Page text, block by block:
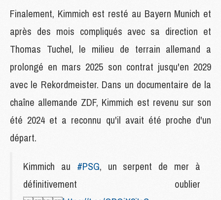
Finalement, Kimmich est resté au Bayern Munich et
après des mois compliqués avec sa direction et
Thomas Tuchel, le milieu de terrain allemand a
prolongé en mars 2025 son contrat jusqu'en 2029
avec le Rekordmeister. Dans un documentaire de la
chaîne allemande ZDF, Kimmich est revenu sur son
été 2024 et a reconnu qu'il avait été proche d'un
départ.
Kimmich au #PSG, un serpent de mer à
définitivement oublier